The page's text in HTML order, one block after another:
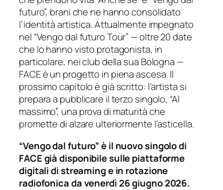
futuro”, brani che ne hanno consolidato
l’identità artistica. Attualmente impegnato
nel “Vengo dal futuro Tour” — oltre 20 date
che lo hanno visto protagonista, in
particolare, nei club della sua Bologna —
FACE è un progetto in piena ascesa. Il
prossimo capitolo è già scritto: l’artista si
prepara a pubblicare il terzo singolo, “Al
massimo”, una prova di maturità che
promette di alzare ulteriormente l’asticella.
“Vengo dal futuro” è il nuovo singolo di
FACE già disponibile sulle piattaforme
digitali di streaming e in rotazione
radiofonica da venerdì 26 giugno 2026.